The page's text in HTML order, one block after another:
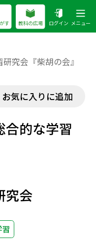
す 教科の広場 ログイン メニュー
究会『柴胡の会』
お気に入りに追加
合的な学習
究会